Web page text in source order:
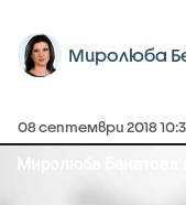
Миролюба
08 септември 2018